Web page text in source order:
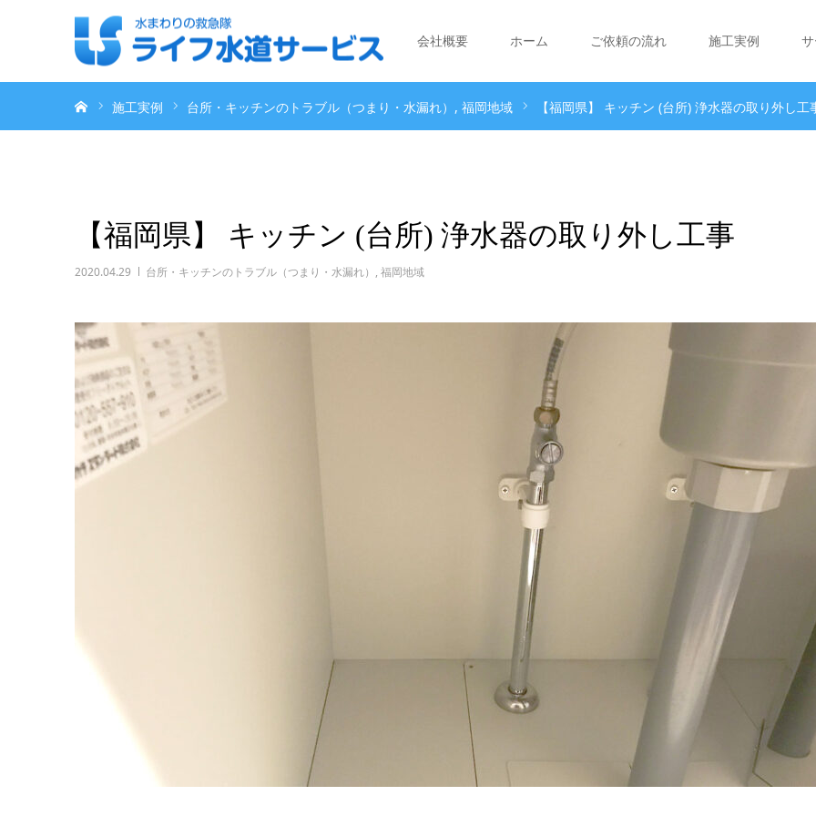
会社概要 ホーム ご依頼の流れ 施工実例
施工実例 台所・キッチンのトラブル（つまり・水漏れ） 福岡地域 【福岡県】 キッチン (台所) 浄水器の取り外し工
【福岡県】 キッチン (台所) 浄水器の取り外し工事
2020.04.29 台所・キッチンのトラブル（つまり・水漏れ） , 福岡地域